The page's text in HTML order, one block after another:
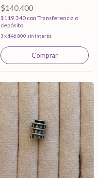
$140.400
$119.340 con Transferencia o
depósito
3 x $46.800 sin interés